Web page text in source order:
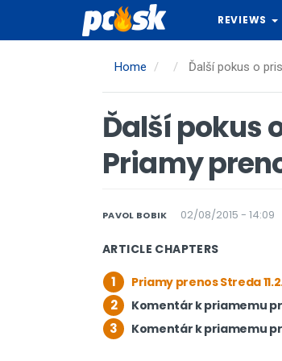
main
REVIEWS
Home Ďalší pokus o
Ďalší pokus
Priamy
PAVOL BOBIK 02/08/2015 - 14:09
ARTICLE CHAPTERS
1 Priamy prenos Streda
2 Komentár k priamemu
3 Komentár k priamemu